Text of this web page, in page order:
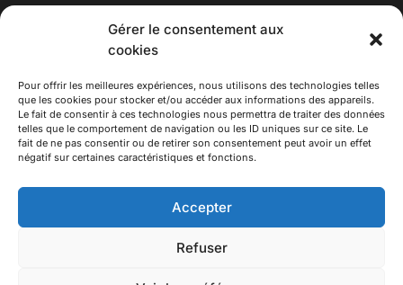
Gérer le consentement aux
cookies
Pour offrir les meilleures expériences, nous utilisons des technologies telles
que les cookies pour stocker et/ou accéder aux informations des appareils.
Le fait de consentir à ces technologies nous permettra de traiter des données
telles que le comportement de navigation ou les ID uniques sur ce site. Le
fait de ne pas consentir ou de retirer son consentement peut avoir un effet
négatif sur certaines caractéristiques et fonctions.
Accepter
Refuser
Téléphone : 04 78 53 06 40
maisondesculturesasiatiques@asiexpo.com